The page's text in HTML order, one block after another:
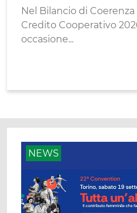
Nel Bilancio di
Credito Cooperativo
occasione...
NEWS